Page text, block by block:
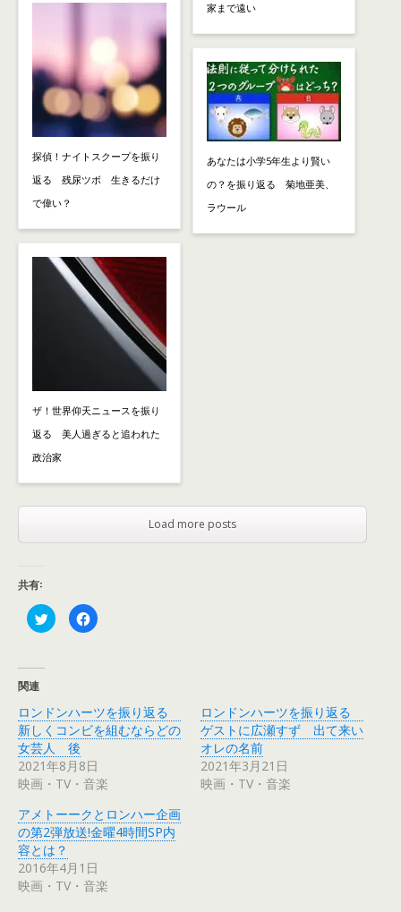
探偵！ナイトスクープを振り
返る 残尿ツボ 生きるだけ
で偉い？
ザ！世界仰天ニュースを振り
返る 美人過ぎると追われた
政治家
家まで遠い
あなたは小学5年生より賢い
の？を振り返る 菊地亜美、
ラウール
Load more posts
共有:
ク
リ
t
t
e
r
で
共
有
(
い
ウ
ィ
ン
ド
ウ
で
開
F
a
共
有
す
る
は
ク
リ
ク
し
て
く
さ
い
(
新
関連
ロンドンハーツを振り返る
新しくコンビを組むならどの
女芸人 後
2021年8月8日
映画・TV・音楽
ロンドンハーツを振り返る
ゲストに広瀬すず 出て来い
オレの名前
2021年3月21日
映画・TV・音楽
アメトーークとロンハー企画
の第2弾放送!金曜4時間SP内
容とは？
2016年4月1日
映画・TV・音楽